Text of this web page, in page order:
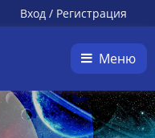
Вход / Регистрация
Меню